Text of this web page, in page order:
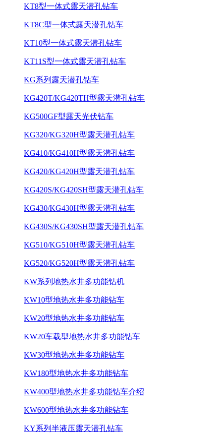
KT8型一体式露天潜孔钻车
KT8C型一体式露天潜孔钻车
KT10型一体式露天潜孔钻车
KT11S型一体式露天潜孔钻车
KG系列露天潜孔钻车
KG420T/KG420TH型露天潜孔钻车
KG500GF型露天光伏钻车
KG320/KG320H型露天潜孔钻车
KG410/KG410H型露天潜孔钻车
KG420/KG420H型露天潜孔钻车
KG420S/KG420SH型露天潜孔钻车
KG430/KG430H型露天潜孔钻车
KG430S/KG430SH型露天潜孔钻车
KG510/KG510H型露天潜孔钻车
KG520/KG520H型露天潜孔钻车
KW系列地热水井多功能钻机
KW10型地热水井多功能钻车
KW20型地热水井多功能钻车
KW20车载型地热水井多功能钻车
KW30型地热水井多功能钻车
KW180型地热水井多功能钻车
KW400型地热水井多功能钻车介绍
KW600型地热水井多功能钻车
KY系列半液压露天潜孔钻车